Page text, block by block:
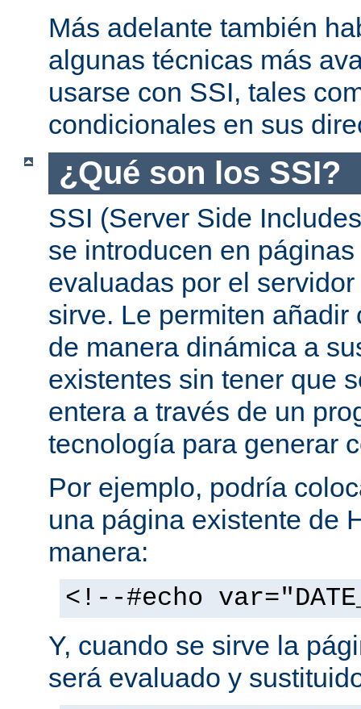
Más adelante también
algunas técnicas más
usarse con SSI, tales
condicionales en sus
¿Qué son los SSI?
SSI (Server Side
se introducen en
evaluadas por el
sirve. Le permiten
de manera dinámica a
existentes sin tener que
entera a través de un
tecnología para generar
Por ejemplo, podría
una página existente de
manera:
<!--#echo
Y, cuando se sirve la
será evaluado y